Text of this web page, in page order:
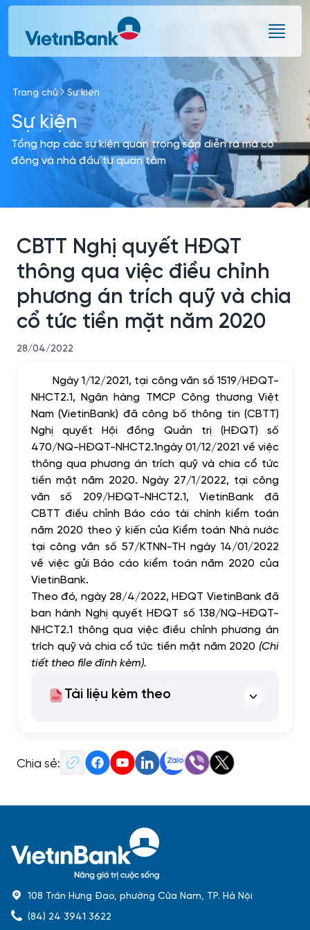
Skip to Main Content
Trang chủ Sự kiện
Sự kiện
Tổng hợp các sự kiện quan trọng sắp diễn ra mà cổ
đông và nhà đầu tư quan tâm
CBTT Nghị quyết HĐQT
thông qua việc điều chỉnh
phương án trích quỹ và chia
cổ tức tiền mặt năm 2020
28/04/2022
Ngày 1/12/2021, tại công văn số 1519/HĐQT-
NHCT2.1, Ngân hàng TMCP Công thương Việt
Nam (VietinBank) đã công bố thông tin (CBTT)
Nghị quyết Hội đồng Quản trị (HĐQT) số
470/NQ-HĐQT-NHCT2.1ngày 01/12/2021 về việc
thông qua phương án trích quỹ và chia cổ tức
tiền mặt năm 2020. Ngày 27/1/2022, tại công
văn số 209/HĐQT-NHCT2.1, VietinBank đã
CBTT điều chỉnh Báo cáo tài chính kiểm toán
năm 2020 theo ý kiến của Kiểm toán Nhà nước
tạicông văn số 57/KTNN-TH ngày 14/01/2022
về việc gửi Báo cáo kiểm toán năm 2020 của
VietinBank.
Theo đó, ngày 28/4/2022, HĐQT VietinBank đã
ban hành Nghị quyết HĐQT số 138/NQ-HĐQT-
NHCT2.1 thông qua việc điều chỉnh phương án
trích quỹ và chia cổ tức tiền mặt năm 2020 (Chi
tiết theo file đính kèm).
Tài liệu kèm theo
Chia sẻ:
108 Trần Hưng Đạo, phường Cửa Nam, TP. Hà Nội
(84) 24 3941 3622